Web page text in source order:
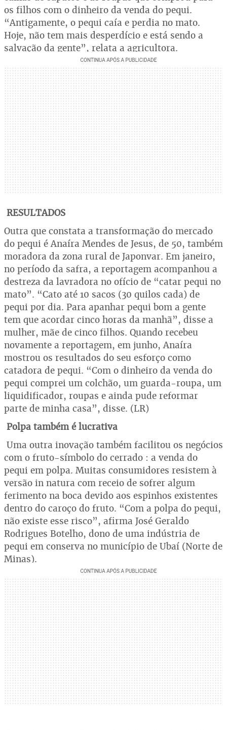
os filhos com o dinheiro da venda do pequi.
“Antigamente, o pequi caía e perdia no mato.
Hoje, não tem mais desperdício e está sendo a
salvação da gente”, relata a agricultora.
RESULTADOS
Outra que constata a transformação do mercado
do pequi é Anaíra Mendes de Jesus, de 50, também
moradora da zona rural de Japonvar. Em janeiro,
no período da safra, a reportagem acompanhou a
destreza da lavradora no ofício de “catar pequi no
mato”. “Cato até 10 sacos (30 quilos cada) de
pequi por dia. Para apanhar pequi bom a gente
tem que acordar cinco horas da manhã”, disse a
mulher, mãe de cinco filhos. Quando recebeu
novamente a reportagem, em junho, Anaíra
mostrou os resultados do seu esforço como
catadora de pequi. “Com o dinheiro da venda do
pequi comprei um colchão, um guarda-roupa, um
liquidificador, roupas e ainda pude reformar
parte de minha casa”, disse. (LR)
Polpa também é lucrativa
Uma outra inovação também facilitou os negócios
com o fruto-símbolo do cerrado : a venda do
pequi em polpa. Muitas consumidores resistem à
versão in natura com receio de sofrer algum
ferimento na boca devido aos espinhos existentes
dentro do caroço do fruto. “Com a polpa do pequi,
não existe esse risco”, afirma José Geraldo
Rodrigues Botelho, dono de uma indústria de
pequi em conserva no município de Ubaí (Norte de
Minas).